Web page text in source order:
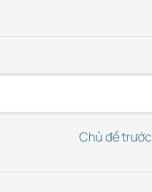
Chủ đề trước